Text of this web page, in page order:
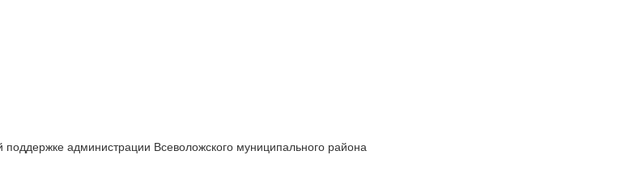
поддержке администрации Всеволожского муниципального района